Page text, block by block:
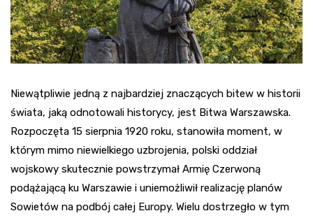
Niewątpliwie jedną z najbardziej znaczących bitew w historii
świata, jaką odnotowali historycy, jest Bitwa Warszawska.
Rozpoczęta 15 sierpnia 1920 roku, stanowiła moment, w
którym mimo niewielkiego uzbrojenia, polski oddział
wojskowy skutecznie powstrzymał Armię Czerwoną
podążającą ku Warszawie i uniemożliwił realizację planów
Sowietów na podbój całej Europy. Wielu dostrzegło w tym